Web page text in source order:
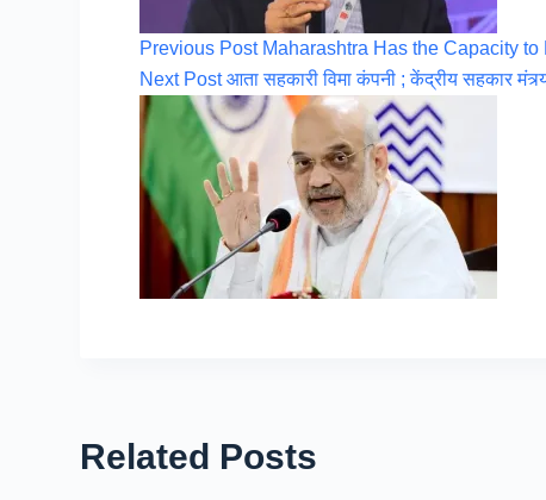
Previous Post Maharashtra Has the Capacity
Next Post आता सहकारी विमा कंपनी ; केंद्रीय सहकार
Related Posts